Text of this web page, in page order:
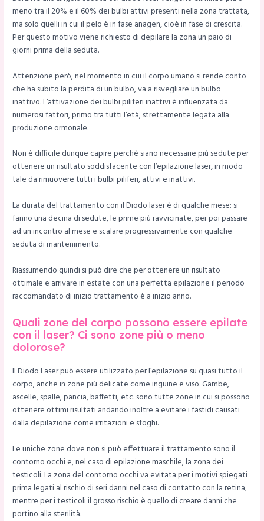
meno tra il 20% e il 60% dei bulbi attivi presenti nella zona trattata,
ma solo quelli in cui il pelo è in fase anagen, cioè in fase di crescita.
Per questo motivo viene richiesto di depilare la zona un paio di
giorni prima della seduta.
Attenzione però, nel momento in cui il corpo umano si rende conto
che ha subito la perdita di un bulbo, va a risvegliare un bulbo
inattivo. L’attivazione dei bulbi piliferi inattivi è influenzata da
numerosi fattori, primo tra tutti l’età, strettamente legata alla
produzione ormonale.
Non è difficile dunque capire perchè siano necessarie più sedute per
ottenere un risultato soddisfacente con l’epilazione laser, in modo
tale da rimuovere tutti i bulbi piliferi, attivi e inattivi.
La durata del trattamento con il Diodo laser è di qualche mese: si
fanno una decina di sedute, le prime più ravvicinate, per poi passare
ad un incontro al mese e scalare progressivamente con qualche
seduta di mantenimento.
Riassumendo quindi si può dire che per ottenere un risultato
ottimale e arrivare in estate con una perfetta epilazione il periodo
raccomandato di inizio trattamento è a inizio anno.
Quali zone del corpo possono essere epilate
con il laser? Ci sono zone più o meno
dolorose?
Il Diodo Laser può essere utilizzato per l’epilazione su quasi tutto il
corpo, anche in zone più delicate come inguine e viso. Gambe,
ascelle, spalle, pancia, baffetti, etc. sono tutte zone in cui si possono
ottenere ottimi risultati andando inoltre a evitare i fastidi causati
dalla depilazione come irritazioni e sfoghi.
Le uniche zone dove non si può effettuare il trattamento sono il
contorno occhi e, nel caso di epilazione maschile, la zona dei
testicoli. La zona del contorno occhi va evitata per i motivi spiegati
prima legati al rischio di seri danni nel caso di contatto con la retina,
mentre per i testicoli il grosso rischio è quello di creare danni che
portino alla sterilità.